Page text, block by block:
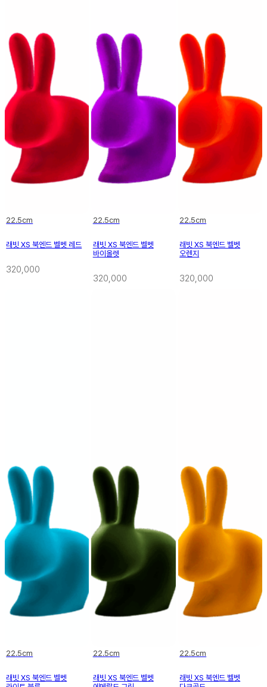
22.5cm
래빗 XS 북엔드 벨벳 레드
320,000
22.5cm
래빗 XS 북엔드 벨벳
바이올렛
320,000
22.5cm
래빗 XS 북엔드 벨벳
오렌지
320,000
22.5cm
래빗 XS 북엔드 벨벳
22.5cm
래빗 XS 북엔드 벨벳
22.5cm
래빗 XS 북엔드 벨벳